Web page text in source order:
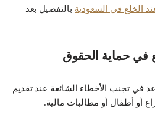
الخلع في السعودية بالتفصيل بعد
في حماية الحقوق
في تجنب الأخطاء الشائعة عند تقديم
أو أطفال أو مطالبات مالية.